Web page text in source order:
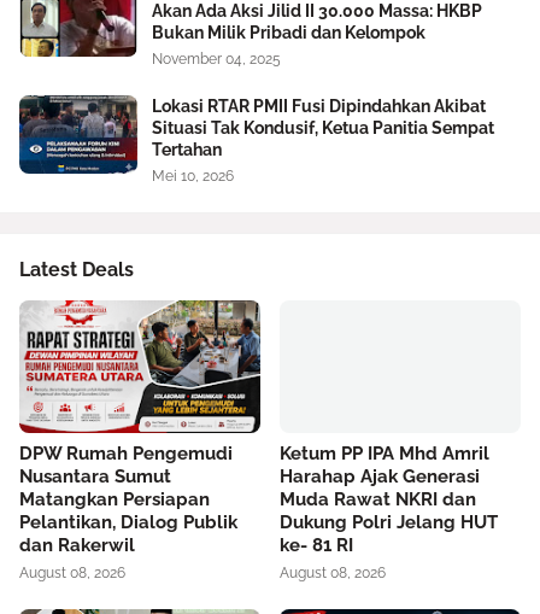
Akan Ada Aksi Jilid II 30.000 Massa: HKBP
Bukan Milik Pribadi dan Kelompok
November 04, 2025
Lokasi RTAR PMII Fusi Dipindahkan Akibat
Situasi Tak Kondusif, Ketua Panitia Sempat
Tertahan
Mei 10, 2026
Latest Deals
DPW Rumah Pengemudi
Nusantara Sumut
Matangkan Persiapan
Pelantikan, Dialog Publik
dan Rakerwil
August 08, 2026
Ketum PP IPA Mhd Amril
Harahap Ajak Generasi
Muda Rawat NKRI dan
Dukung Polri Jelang HUT
ke- 81 RI
August 08, 2026